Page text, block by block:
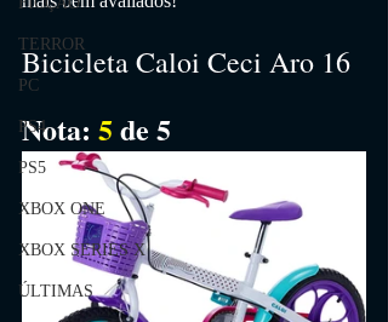
TERROR
PC
PS4
PS5
XBOX ONE
XBOX SERIES X
ÚLTIMAS
Bicicleta Caloi Ceci Aro 16
Nota: 5 de 5